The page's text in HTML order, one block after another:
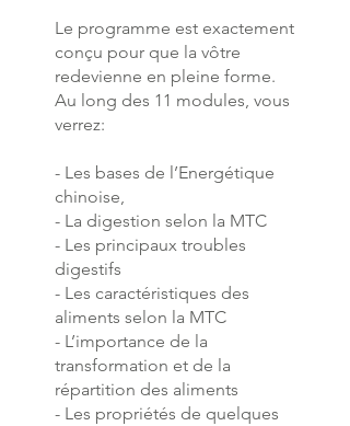
Le programme est exactement
conçu pour que la vôtre
redevienne en pleine forme.
Au long des 11 modules, vous
verrez:
- Les bases de l’Energétique
chinoise,
- La digestion selon la MTC
- Les principaux troubles
digestifs
- Les caractéristiques des
aliments selon la MTC
- L’importance de la
transformation et de la
répartition des aliments
- Les propriétés de quelques